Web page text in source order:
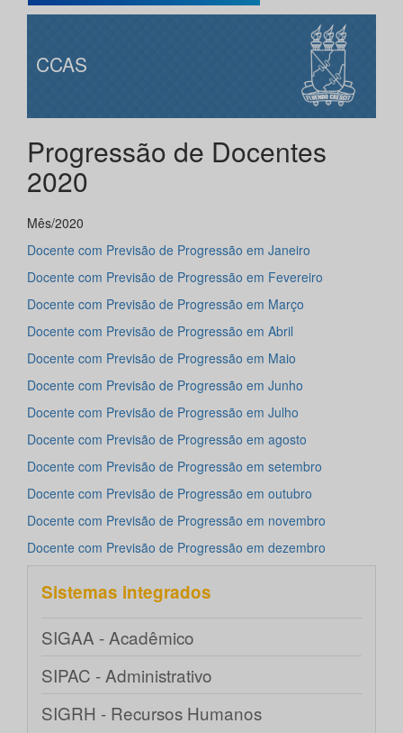
CCAS
Progressão de Docentes
2020
Mês/2020
Docente com Previsão de Progressão em Janeiro
Docente com Previsão de Progressão em Fevereiro
Docente com Previsão de Progressão em Março
Docente com Previsão de Progressão em Abril
Docente com Previsão de Progressão em Maio
Docente com Previsão de Progressão em Junho
Docente com Previsão de Progressão em Julho
Docente com Previsão de Progressão em agosto
Docente com Previsão de Progressão em setembro
Docente com Previsão de Progressão em outubro
Docente com Previsão de Progressão em novembro
Docente com Previsão de Progressão em dezembro
Sistemas integrados
SIGAA - Acadêmico
SIPAC - Administrativo
SIGRH - Recursos Humanos